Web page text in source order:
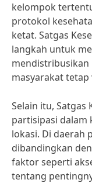
kelompok
protokol
ketat. Satgas
langkah untuk
masyarakat tetap
Selain itu, Satgas
partisipasi dalam
lokasi. Di daerah
dibandingkan
faktor seperti
tentang